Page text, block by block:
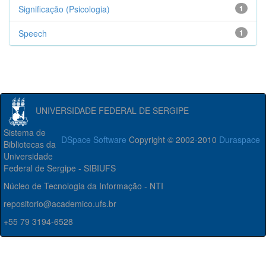
1
Significação (Psicologia)
1
Speech
UNIVERSIDADE FEDERAL DE SERGIPE
DSpace Software Copyright © 2002-2010 Duraspace
Sistema de
Bibliotecas da
Universidade
Federal de Sergipe - SIBIUFS
Núcleo de Tecnologia da Informação - NTI
repositorio@academico.ufs.br
+55 79 3194-6528